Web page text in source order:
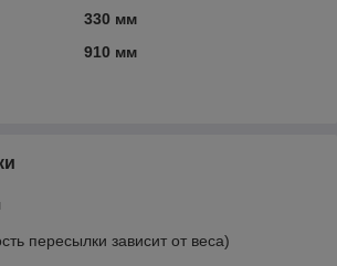
330 мм
910 мм
пересылки зависит от веса)